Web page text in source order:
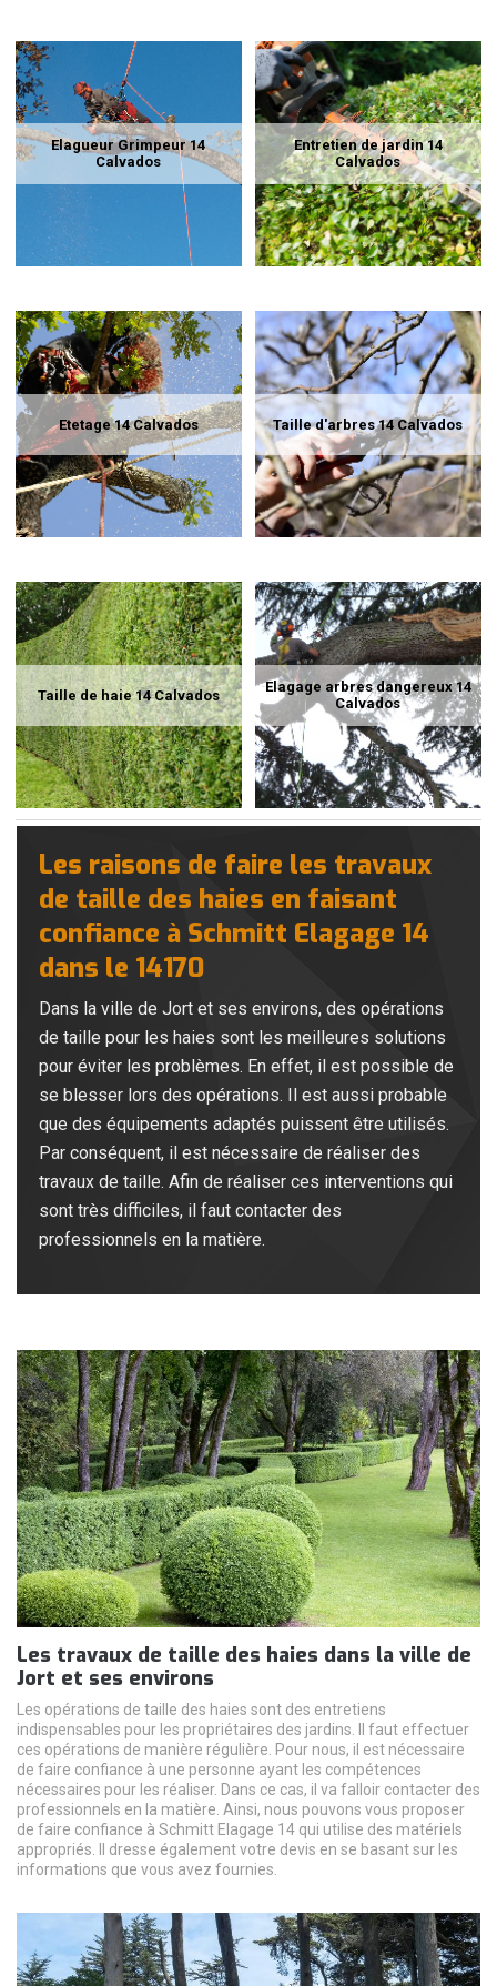
Elagueur Grimpeur 14
Calvados
Entretien de jardin 14
Calvados
Etetage 14 Calvados Taille d'arbres 14 Calvados
Taille de haie 14 Calvados
Elagage arbres dangereux 14
Calvados
Les raisons de faire les travaux
de taille des haies en faisant
confiance à Schmitt Elagage 14
dans le 14170
Dans la ville de Jort et ses environs, des opérations
de taille pour les haies sont les meilleures solutions
pour éviter les problèmes. En effet, il est possible de
se blesser lors des opérations. Il est aussi probable
que des équipements adaptés puissent être utilisés.
Par conséquent, il est nécessaire de réaliser des
travaux de taille. Afin de réaliser ces interventions qui
sont très difficiles, il faut contacter des
professionnels en la matière.
Les travaux de taille des haies dans la ville de
Jort et ses environs
Les opérations de taille des haies sont des entretiens
indispensables pour les propriétaires des jardins. Il faut effectuer
ces opérations de manière régulière. Pour nous, il est nécessaire
de faire confiance à une personne ayant les compétences
nécessaires pour les réaliser. Dans ce cas, il va falloir contacter des
professionnels en la matière. Ainsi, nous pouvons vous proposer
de faire confiance à Schmitt Elagage 14 qui utilise des matériels
appropriés. Il dresse également votre devis en se basant sur les
informations que vous avez fournies.